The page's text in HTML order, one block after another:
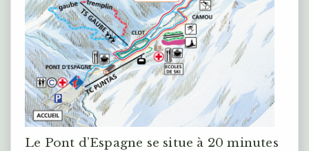
Le Pont d’Espagne se situe à 20 minutes